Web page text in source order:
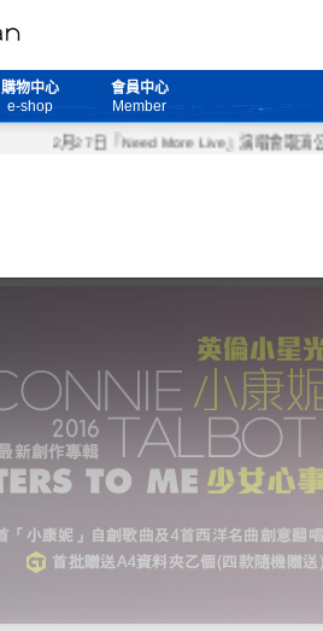
購物中心
e-shop
會員中心
Member
2月27日『Need More Live』演唱會取消公告